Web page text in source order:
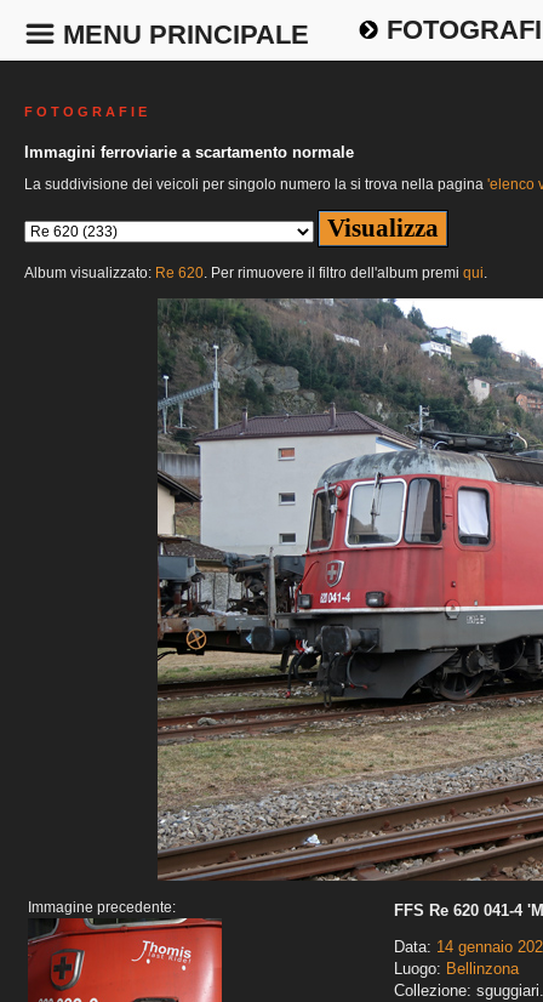
MENU PRINCIPALE
F O T O G R A F I E
Immagini ferroviarie a scartamento normale
La suddivisione dei veicoli per singolo numero la si trova nella pagina 'elenco
Album visualizzato: Re 620. Per rimuovere il filtro dell'album premi qui.
Immagine precedente:
FFS Re 620 041-4
Data: 14 gennaio
Luogo: Bellinzona
Collezione: